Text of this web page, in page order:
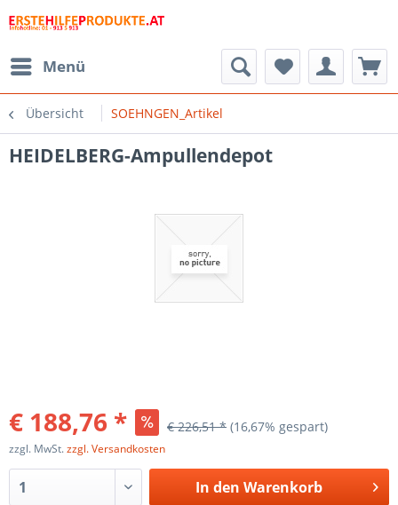
Menü
Übersicht SOEHNGEN_Artikel
HEIDELBERG-Ampullendepot
€ 188,76 * € 226,51 * (16,67% gespart)
zzgl. MwSt.zzgl. Versandkosten
In den Warenkorb